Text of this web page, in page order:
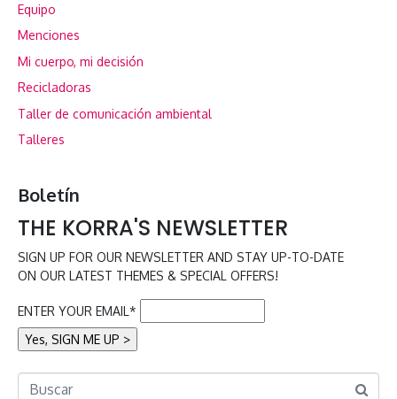
Equipo
Menciones
Mi cuerpo, mi decisión
Recicladoras
Taller de comunicación ambiental
Talleres
Boletín
THE KORRA'S NEWSLETTER
SIGN UP FOR OUR NEWSLETTER AND STAY UP-TO-DATE
ON OUR LATEST THEMES & SPECIAL OFFERS!
ENTER YOUR EMAIL*